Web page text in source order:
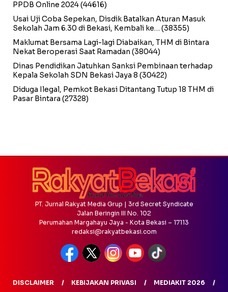
PPDB Online 2024(44616)
Usai Uji Coba Sepekan, Disdik Batalkan Aturan Masuk
Sekolah Jam 6.30 di Bekasi, Kembali ke… (38355)
Maklumat Bersama Lagi-lagi Diabaikan, THM di Bintara
Nekat Beroperasi Saat Ramadan (38044)
Dinas Pendidikan Jatuhkan Sanksi Pembinaan terhadap
Kepala Sekolah SDN Bekasi Jaya 8 (30422)
Diduga Ilegal, Pemkot Bekasi Ditantang Tutup 18 THM di
Pasar Bintara (27328)
PT. Jurnal Rakyat Media Grup | 3rd Secret Syndicate
Jalan Beringin III No. 102
Perumahan Margahayu Jaya - Kota Bekasi – 17113
redaksi@rakyatbekasi.com
DISCLAIMER KEBIJAKAN PRIVASI
MEDIAKIT 2026